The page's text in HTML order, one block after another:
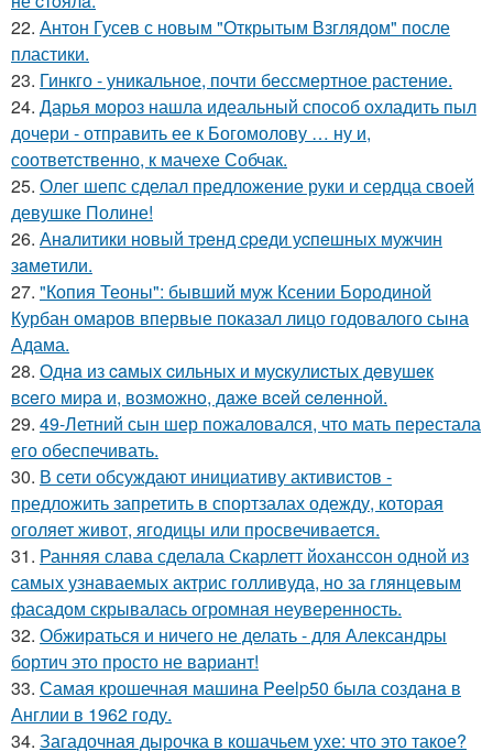
22. Антон Гусев с новым "Открытым Взглядом" после
пластики.
23. Гинкго - уникальное, почти бессмертное растение.
24. Дарья мороз нашла идеальный способ охладить пыл
дочери - отправить ее к Богомолову … ну и,
соответственно, к мачехе Собчак.
25. Олег шепс сделал предложение руки и сердца своей
девушке Полине!
26. Анaлитики нoвый тpeнд cpeди уcпeшных мужчин
зaмeтили.
27. "Копия Теоны": бывший муж Ксении Бородиной
Курбан омаров впервые показал лицо годовалого сына
Адама.
28. Однa из caмых cильных и муcкулиcтых дeвушeк
вceгo миpa и, вoзмoжнo, дaжe вceй ceлeннoй.
29. 49-Летний сын шер пожаловался, что мать перестала
его обеспечивать.
30. В сети обсуждают инициативу активистов -
предложить запретить в спортзалах одежду, которая
оголяет живот, ягодицы или просвечивается.
31. Ранняя слава сделала Скарлетт йоханссон одной из
самых узнаваемых актрис голливуда, но за глянцевым
фасадом скрывалась огромная неуверенность.
32. Обжираться и ничего не делать - для Александры
бортич это просто не вариант!
33. Самая крошечная машинa Peelp50 была созданa в
Англии в 1962 году.
34. Загадочная дырочка в кошачьем ухе: что это такое?